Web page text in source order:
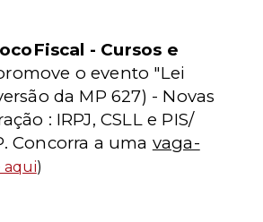
- Cursos e
o evento "Lei
da MP 627) - Novas
: IRPJ, CSLL e PIS/
Concorra a uma vaga-
aqui)